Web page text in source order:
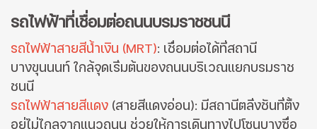
รถไฟฟ้าที่เชื่อมต่อถนนบรมราชชนนี
รถไฟฟ้าสายสีน้ำเงิน (MRT): เชื่อมต่อได้ที่สถานี
บางขุนนนท์ ใกล้จุดเริ่มต้นของถนนบริเวณแยกบรมราช
ชนนี
รถไฟฟ้าสายสีแดง (สายสีแดงอ่อน): มีสถานีตลิ่งชันที่ตั้ง
อยู่ไม่ไกลจากแนวถนน ช่วยให้การเดินทางไปโซนบางซื่อ